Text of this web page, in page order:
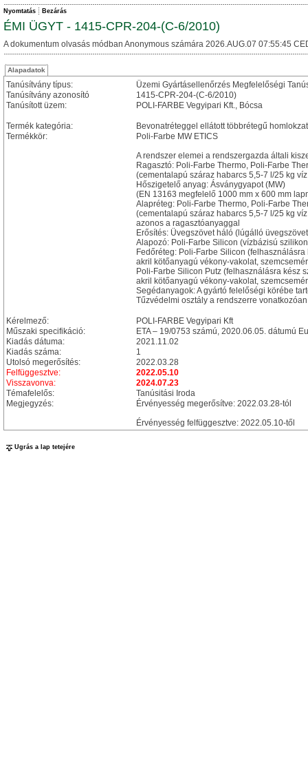
Nyomtatás Bezárás
ÉMI ÜGYT - 1415-CPR-204-(C-6/2010)
A dokumentum olvasás módban Anonymous számára 2026.AUG.07 07:55:45
Alapadatok
Tanúsítvány típus:
Üzemi Gyártásellenőrzés Megfelelőségi
Tanúsítvány azonosító
1415-CPR-204-(C-6/2010)
Tanúsított üzem:
POLI-FARBE Vegyipari Kft., Bócsa
Termék kategória:
Bevonatréteggel ellátott többrétegű
Termékkör:
Poli-Farbe MW ETICS
A rendszer elemei a rendszergazda általi
Ragasztó: Poli-Farbe Thermo, Poli-Farbe
(cementalapú száraz habarcs 5,5-7 l/25 kg
Hőszigetelő anyag: Ásványgyapot (MW)
(EN 13163 megfelelő 1000 mm x 600 mm
Alapréteg: Poli-Farbe Thermo, Poli-Farbe
(cementalapú száraz habarcs 5,5-7 l/25 kg
azonos a ragasztóanyaggal
Erősítés: Üvegszövet háló (lúgálló
Alapozó: Poli-Farbe Silicon (vízbázisú
Fedőréteg: Poli-Farbe Silicon
akril kötőanyagú vékony-vakolat,
Poli-Farbe Silicon Putz (felhasználásra kész
akril kötőanyagú vékony-vakolat,
Segédanyagok: A gyártó felelőségi körébe
Tűzvédelmi osztály a rendszerre
Kérelmező:
POLI-FARBE Vegyipari Kft
Műszaki specifikáció:
ETA – 19/0753 számú, 2020.06.05. dátumú
Kiadás dátuma:
2021.11.02
Kiadás száma:
1
Utolsó megerősítés:
2022.03.28
Felfüggesztve:
2022.05.10
Visszavonva:
2024.07.23
Témafelelős:
Tanúsitási Iroda
Megjegyzés:
Érvényesség megerősítve: 2022.03.28-tól
Érvényesség felfüggesztve: 2022.05.10-től
Ugrás a lap tetejére